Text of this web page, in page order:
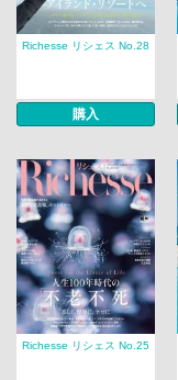
Richesse リシェス No.28
購入
Richesse リシェス No.25